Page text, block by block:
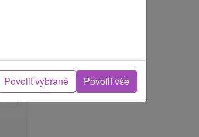
Povolit vybrané Povolit vše